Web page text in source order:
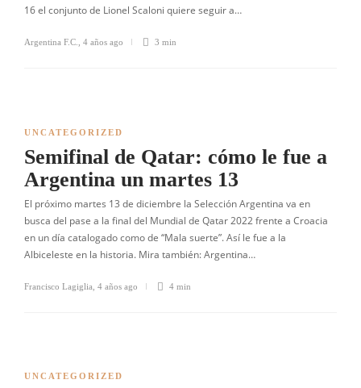
16 el conjunto de Lionel Scaloni quiere seguir a…
Argentina F.C. 4 años ago 3 min
UNCATEGORIZED
Semifinal de Qatar: cómo le fue a
Argentina un martes 13
El próximo martes 13 de diciembre la Selección Argentina va en
busca del pase a la final del Mundial de Qatar 2022 frente a Croacia
en un día catalogado como de “Mala suerte”. Así le fue a la
Albiceleste en la historia. Mira también: Argentina…
Francisco Lagiglia 4 años ago 4 min
UNCATEGORIZED